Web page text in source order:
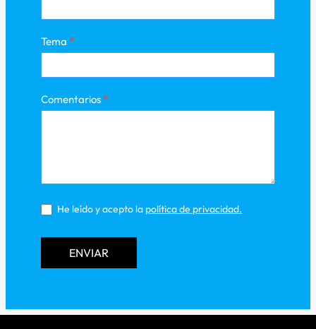
Tema *
Comentarios*
He leído y acepto la política de privacidad.